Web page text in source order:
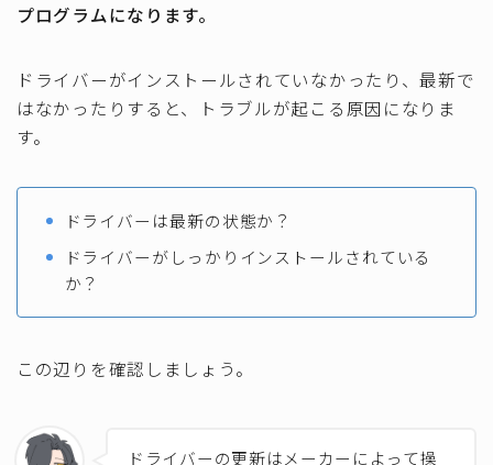
プログラムになります。
ドライバーがインストールされていなかったり、最新で
はなかったりすると、トラブルが起こる原因になりま
す。
ドライバーは最新の状態か？
ドライバーがしっかりインストールされている
か？
この辺りを確認しましょう。
ドライバーの更新はメーカーによって操